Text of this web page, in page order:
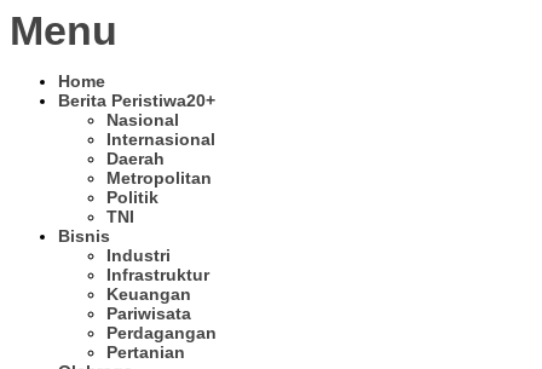
Menu
Home
Berita Peristiwa20+
Nasional
Internasional
Daerah
Metropolitan
Politik
TNI
Bisnis
Industri
Infrastruktur
Keuangan
Pariwisata
Perdagangan
Pertanian